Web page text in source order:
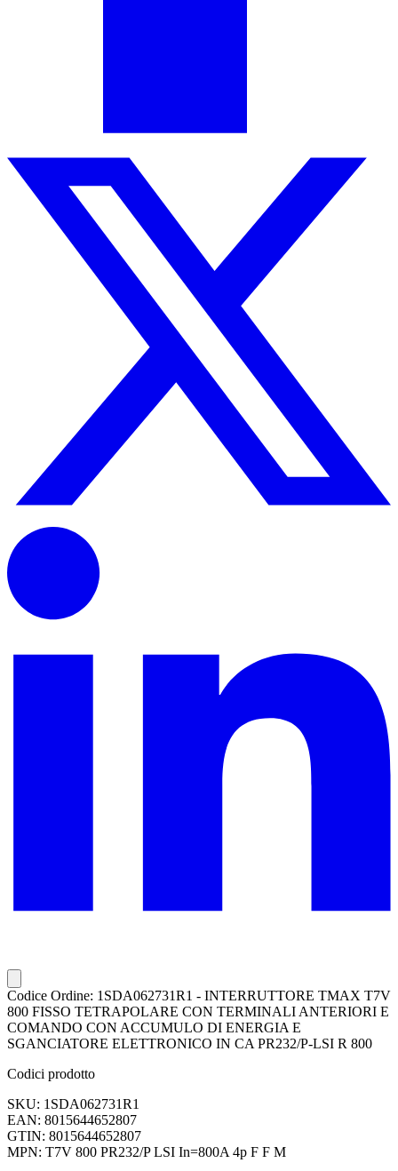
Codice Ordine: 1SDA062731R1 - INTERRUTTORE TMAX T7V
800 FISSO TETRAPOLARE CON TERMINALI ANTERIORI E
COMANDO CON ACCUMULO DI ENERGIA E
SGANCIATORE ELETTRONICO IN CA PR232/P-LSI R 800
Codici prodotto
SKU: 1SDA062731R1
EAN: 8015644652807
GTIN: 8015644652807
MPN: T7V 800 PR232/P LSI In=800A 4p F F M